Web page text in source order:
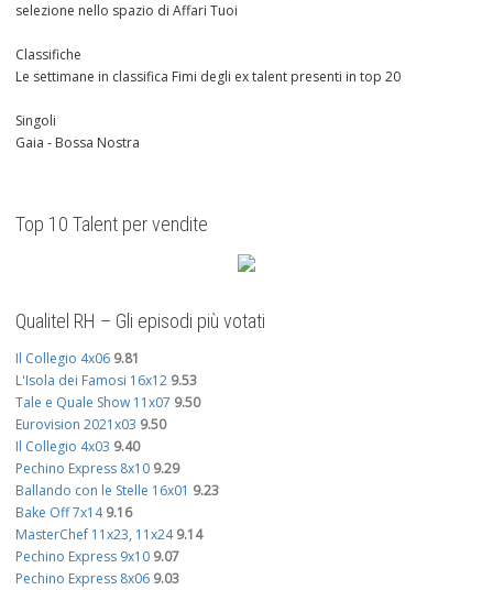
selezione nello spazio di Affari Tuoi
Classifiche
Le settimane in classifica Fimi degli ex talent presenti in top 20
Singoli
Gaia - Bossa Nostra
Top 10 Talent per vendite
Qualitel RH – Gli episodi più votati
Il Collegio 4x06 9.81
L'Isola dei Famosi 16x12 9.53
Tale e Quale Show 11x07 9.50
Eurovision 2021x03 9.50
Il Collegio 4x03 9.40
Pechino Express 8x10 9.29
Ballando con le Stelle 16x01 9.23
Bake Off 7x14 9.16
MasterChef 11x23, 11x24 9.14
Pechino Express 9x10 9.07
Pechino Express 8x06 9.03